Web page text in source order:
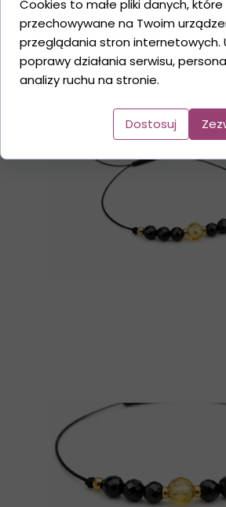
Cookies to małe pliki danych, które
przechowywane na Twoim
przeglądania stron internetowych.
poprawy działania serwisu,
analizy ruchu na stronie.
Dostosuj